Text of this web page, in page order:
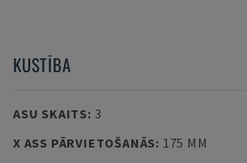
KUSTĪBA
ASU SKAITS: 3
X ASS PĀRVIETOŠANĀS: 175 MM